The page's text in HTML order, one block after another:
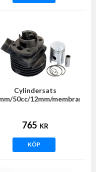
Cylindersats
50cc/12mm/membran
765 KR
KÖP